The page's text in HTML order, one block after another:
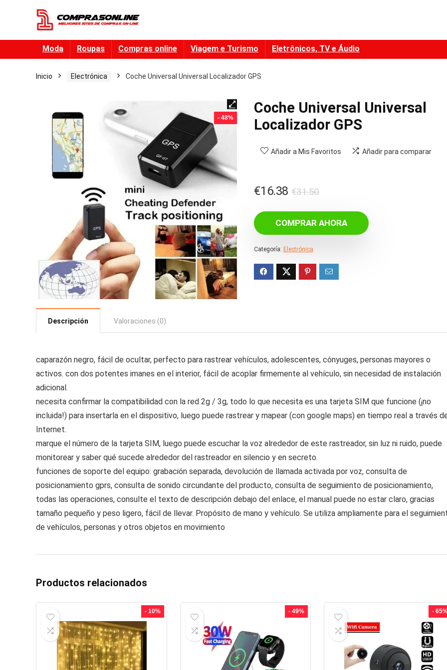
Moda Roupas Compras online Viagem e Turismo Eletrônicos, TV e Áudio
Inicio Electrónica Coche Universal Universal Localizador GPS
- 48%
Coche Universal Universal
Localizador GPS
Añadir a Mis Favoritos Añadir para comparar
€31.50El
original
era:
€16.38
El
actual
es:
COMPRAR AHORA
Categoría: Electrónica
Descripción Valoraciones (0)
caparazón negro, fácil de ocultar, perfecto para rastrear vehículos, adolescentes, cónyuges, personas mayores o
activos. con dos potentes imanes en el interior, fácil de acoplar firmemente al vehículo, sin necesidad de instalación
adicional.
necesita confirmar la compatibilidad con la red 2g / 3g, todo lo que necesita es una tarjeta SIM que funcione (¡no
incluida!) para insertarla en el dispositivo, luego puede rastrear y mapear (con google maps) en tiempo real a través
Internet.
marque el número de la tarjeta SIM, luego puede escuchar la voz alrededor de este rastreador, sin luz ni ruido, puede
monitorear y saber qué sucede alrededor del rastreador en silencio y en secreto.
funciones de soporte del equipo: grabación separada, devolución de llamada activada por voz, consulta de
posicionamiento gprs, consulta de sonido circundante del producto, consulta de seguimiento de posicionamiento,
todas las operaciones, consulte el texto de descripción debajo del enlace, el manual puede no estar claro, gracias
tamaño pequeño y peso ligero, fácil de llevar. Propósito de mano y vehículo. Se utiliza ampliamente para el
de vehículos, personas y otros objetos en movimiento
Productos relacionados
- 10% - 49% -